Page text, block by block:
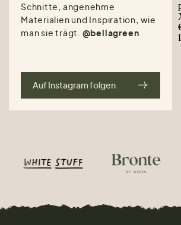
Schnitte, angenehme
Materialien und Inspiration, wie
man sie trägt. @bellagreen
Auf Instagram folgen